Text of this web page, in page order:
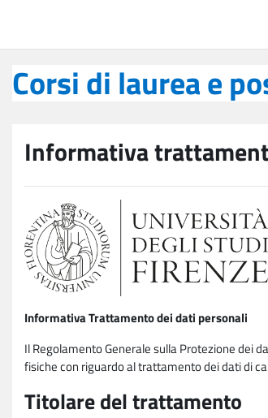
Corsi di laurea e
Informativa
Informativa Trattamento dei dati personali
Il Regolamento Generale sulla Protezione dei
fisiche con riguardo al trattamento dei dati di
Titolare del trattamento